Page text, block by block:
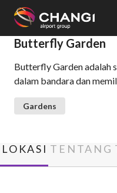
All
Changi
Sites:
Select:
Butterfly Garden
Butterfly Garden adalah
dalam bandara dan
Gardens
LOKASI TENTANG